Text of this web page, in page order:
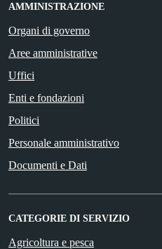
AMMINISTRAZIONE
Organi di governo
Aree amministrative
Uffici
Enti e fondazioni
Politici
Personale amministrativo
Documenti e Dati
CATEGORIE DI SERVIZIO
Agricoltura e pesca